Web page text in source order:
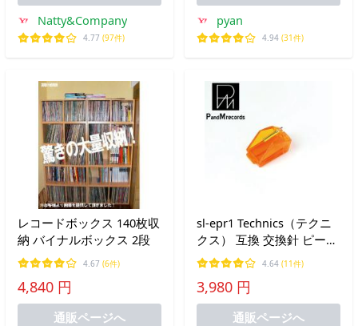
Natty&Company
4.77 (97件)
pyan
4.94 (31件)
レコードボックス 140枚収
納 バイナルボックス 2段
4.67 (6件)
4,840 円
通販ページへ
sl-epr1 Technics（テクニ
クス） 互換 交換針 ピーア
ンドエムレコーズ PandM
Records MM型 レコード針
EPS 丸針・国産・日本製
4.64 (11件)
3,980 円
通販ページへ